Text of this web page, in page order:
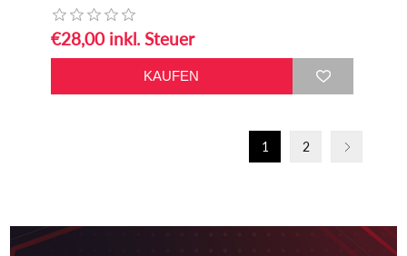
€28,00 inkl. Steuer
1 2